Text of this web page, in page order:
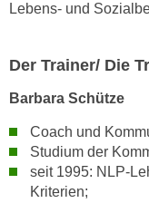
Lebens- und
Der Trainer/ Die
Barbara Schütze
Coach und
Studium der
seit 1995: NLP-
Kriterien;